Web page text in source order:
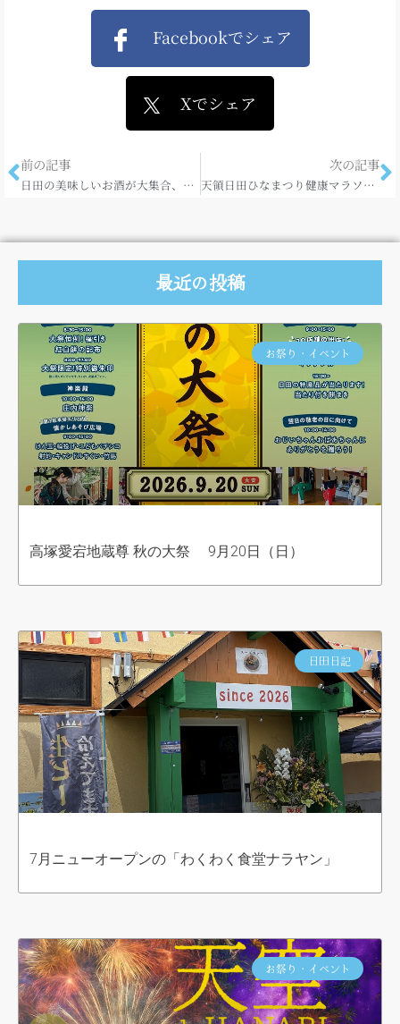
Facebookでシェア
Xでシェア
前の記事
日田の美味しいお酒が大集合、新酒蔵だしまつり！
次の記事
天領日田ひなまつり健康マラソン大会
最近の投稿
お祭り・イベント
高塚愛宕地蔵尊 秋の大祭 9月20日（日）
日田日記
7月ニューオープンの「わくわく食堂ナラヤン」
お祭り・イベント